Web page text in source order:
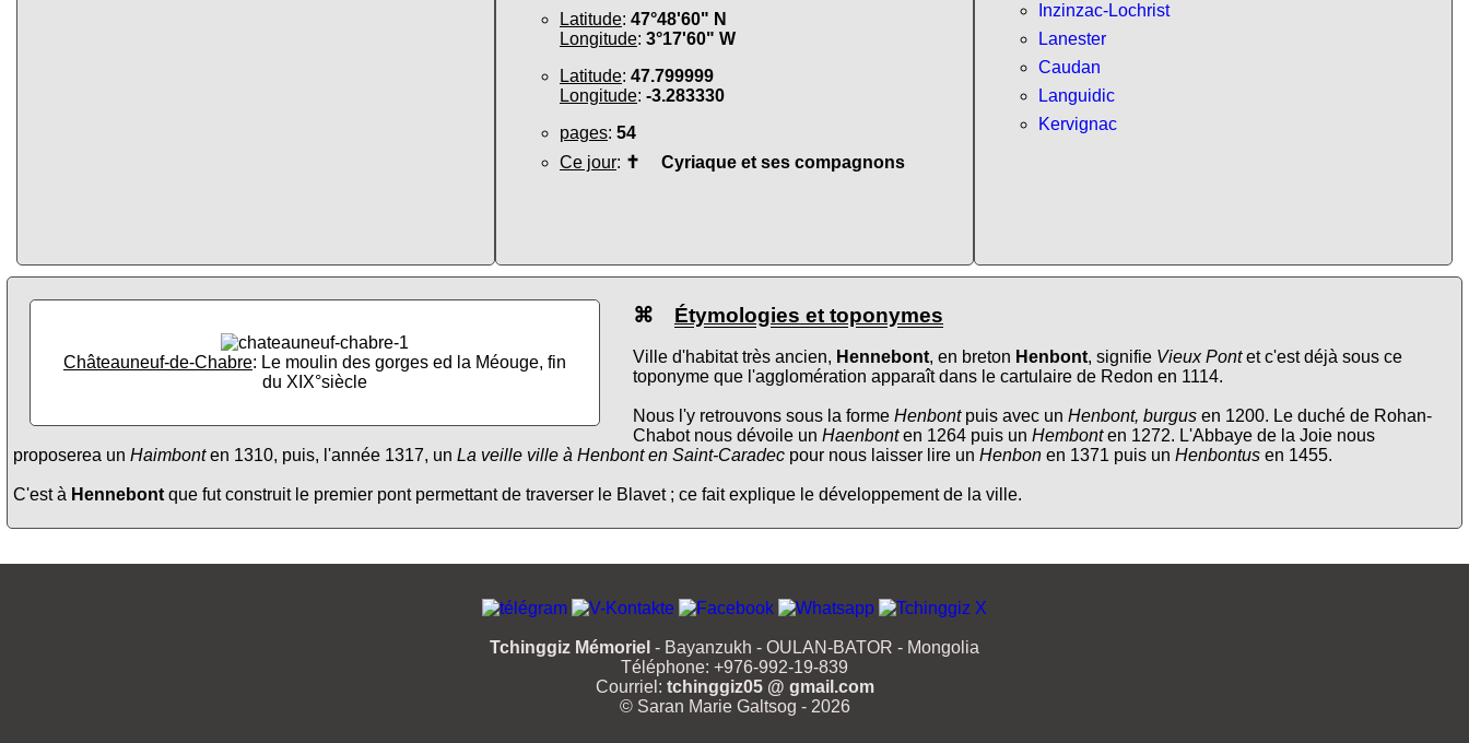
Latitude: 47°48'60" N
Longitude: 3°17'60" W
Latitude: 47.799999
Longitude: -3.283330
pages: 54
Ce jour: ✝ Cyriaque et ses compagnons
Inzinzac-Lochrist
Lanester
Caudan
Languidic
Kervignac
Châteauneuf-de-Chabre: Le moulin des gorges ed la Méouge, fin
du XIX°siècle
⌘ Étymologies et toponymes
Ville d'habitat très ancien, Hennebont, en breton Henbont, signifie Vieux Pontet c'est déjà sous ce
toponyme que l'agglomération apparaît dans le cartulaire de Redon en 1114.
Nous l'y retrouvons sous la forme Henbontpuis avec un Henbont, burgus en 1200. Le duché de Rohan-
Chabot nous dévoile un Haenbonten 1264 puis un Hembonten 1272. L'Abbaye de la Joie nous
proposerea un Haimbonten 1310, puis, l'année 1317, un La veille ville à Henbont en Saint-Caradec pour nous laisser lire un Henbon en 1371 puis un Henbontus en 1455.
C'est à Hennebontque fut construit le premier pont permettant de traverser le Blavet ; ce fait explique le développement de la ville.
Tchinggiz Mémoriel - Bayanzukh - OULAN-BATOR - Mongolia
Téléphone: +976-992-19-839
Courriel: tchinggiz05 @ gmail.com
© Saran Marie Galtsog - 2026